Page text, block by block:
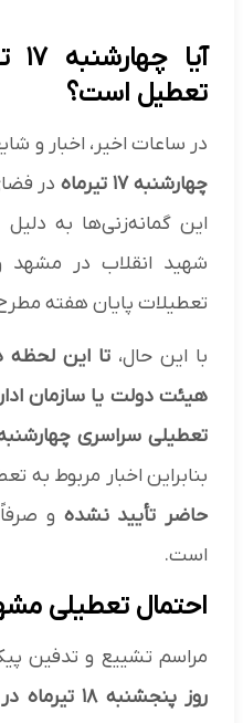
تعطیل است؟
در ساعات اخیر، اخبار و
چهارشنبه ۱۷ تیرماه
در
این گمانه‌زنی‌ها به دلیل
شهید انقلاب در مشهد
تعطیلات پایان هفته
با این حال، تا این لحظه
هیئت دولت یا سازمان
تعطیلی سراسری چهارشنبه ۱۷ تیر منتشر نشده
بنابراین اخبار مربوط به
حاضر تأیید نشده و
است.
احتمال تعطیلی
مراسم تشییع و تدفین
روز پنجشنبه ۱۸ تیرماه در مشهد